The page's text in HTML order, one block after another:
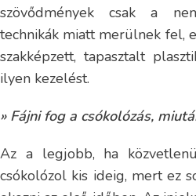
szövődmények csak a
technikák miatt merülnek fel,
szakképzett, tapasztalt
ilyen kezelést.
» Fájni fog a csókolózás,
Az a legjobb, ha
csókolózol kis ideig, mert ez